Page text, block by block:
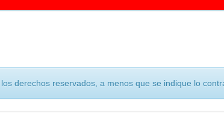
derechos reservados, a menos que se indique lo